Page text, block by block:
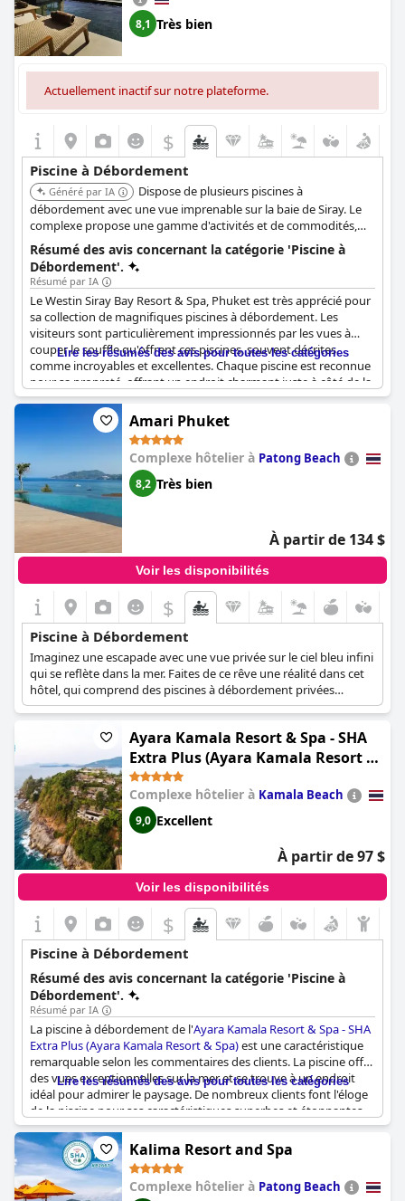
8,1 Très bien
Actuellement inactif sur notre plateforme.
$
Piscine à Débordement
Généré par IA
Dispose de plusieurs piscines à
débordement avec une vue imprenable sur la baie de Siray. Le
complexe propose une gamme d'activités et de commodités,
s'adressant aux familles et aux couples. Les piscines sont
conçues pour offrir une expérience relaxante et rafraîchissante,
avec amplement d'espace pour se prélasser et nager.
Résumé des avis concernant la catégorie 'Piscine à
Débordement'.
Résumé par IA
Le Westin Siray Bay Resort & Spa, Phuket est très apprécié pour
sa collection de magnifiques piscines à débordement. Les
visiteurs sont particulièrement impressionnés par les vues à
couper le souffle qu'offrent ces piscines, souvent décrites
comme incroyables et excellentes. Chaque piscine est reconnue
pour sa propreté, offrant un endroit charmant juste à côté de la
chambre pour les clients. Les chambres avec piscine à
débordement privée offrent une expérience exclusive, tandis
que les autres piscines à débordement autour du complexe
garantissent que chacun ait la possibilité de se détendre dans
ces magnifiques cadres. Les clients soulignent fréquemment à
quel point ces piscines sont superbes et impressionnantes, ce
qui en fait un attrait majeur pour le complexe. Dans l'ensemble,
la combinaison de vues pittoresques sur la mer et
d'environnements de piscine immaculés fait des piscines à
débordement un élément remarquable du complexe.
Lire les résumés des avis pour toutes les catégories
Amari Phuket
Complexe hôtelier à Patong Beach
8,2 Très bien
À partir de 134 $
Voir les disponibilités
$
Piscine à Débordement
Imaginez une escapade avec une vue privée sur le ciel bleu infini
qui se reflète dans la mer. Faites de ce rêve une réalité dans cet
hôtel, qui comprend des piscines à débordement privées
donnant sur la mer pour le confort de ses clients.
Ayara Kamala Resort & Spa - SHA
Extra Plus (Ayara Kamala Resort &
Spa)
Complexe hôtelier à Kamala Beach
9,0 Excellent
À partir de 97 $
Voir les disponibilités
$
Piscine à Débordement
Résumé des avis concernant la catégorie 'Piscine à
Débordement'.
Résumé par IA
La piscine à débordement de l'Ayara Kamala Resort & Spa - SHA
Extra Plus (Ayara Kamala Resort & Spa)est une caractéristique
remarquable selon les commentaires des clients. La piscine offre
des vues exceptionnelles sur la mer et se trouve à un endroit
idéal pour admirer le paysage. De nombreux clients font l'éloge
de la piscine pour ses caractéristiques superbes et étonnantes.
Bien que quelques commentaires mentionnent que la piscine à
débordement n'est accessible qu'à quelques chambres, la
piscine commune offre tout de même une bonne expérience de
baignade avec deux tables de billard. En outre, certains clients
ont la possibilité de profiter d'une piscine privée. En résumé, si
Lire les résumés des avis pour toutes les catégories
Kalima Resort and Spa
Complexe hôtelier à Patong Beach